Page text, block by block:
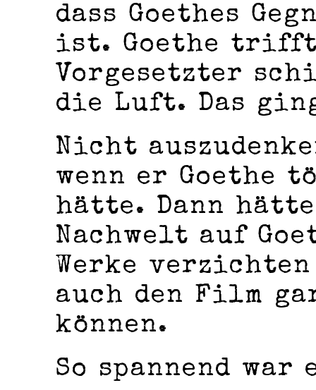
dass Goethes
ist. Goethe
Vorgesetzter
die Luft. Das
Nicht
wenn er Goethe
hätte. Dann
Nachwelt auf
Werke verzichten
auch den Film
können.
So spannend